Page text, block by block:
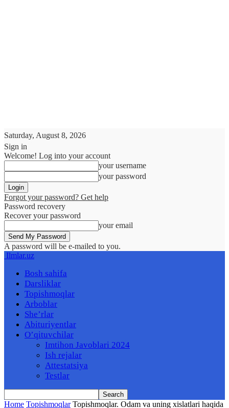
Saturday, August 8, 2026
Sign in
Welcome! Log into your account
your username
your password
Forgot your password? Get help
Password recovery
Recover your password
your email
A password will be e-mailed to you.
Ilmlar.uz
Bosh sahifa
Darsliklar
Topishmoqlar
Arboblar
She’rlar
Abituriyentlar
O’qituvchilar
Imtihon Javoblari 2024
Ish rejalar
Attestatsiya
Testlar
Home Topishmoqlar Topishmoqlar. Odam va uning xislatlari haqida